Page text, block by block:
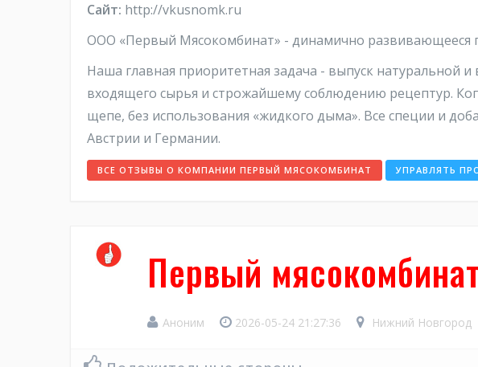
Сайт: http://vkusnomk.ru
ООО «Первый Мясокомбинат» - динамично развивающееся
Наша главная приоритетная задача - выпуск натуральной
входящего сырья и строжайшему соблюдению рецептур.
щепе, без использования «жидкого дыма». Все специи и
Австрии и Германии.
ВСЕ ОТЗЫВЫ О КОМПАНИИ ПЕРВЫЙ МЯСОКОМБИНАТ УПРАВЛЯТЬ
Первый мясокомбинат
Аноним 2026-05-24 21:27:36 Нижний Новгород